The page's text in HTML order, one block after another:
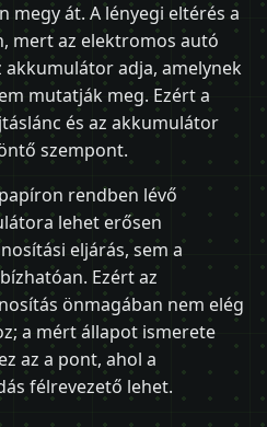
megy át. A lényegi eltérés a
mert az elektromos autó
akkumulátor adja, amelynek
mutatják meg. Ezért a
és az akkumulátor
szempont.
rendben lévő
lehet erősen
eljárás, sem a
Ezért az
önmagában nem elég
a mért állapot ismerete
az a pont, ahol a
félrevezető lehet.